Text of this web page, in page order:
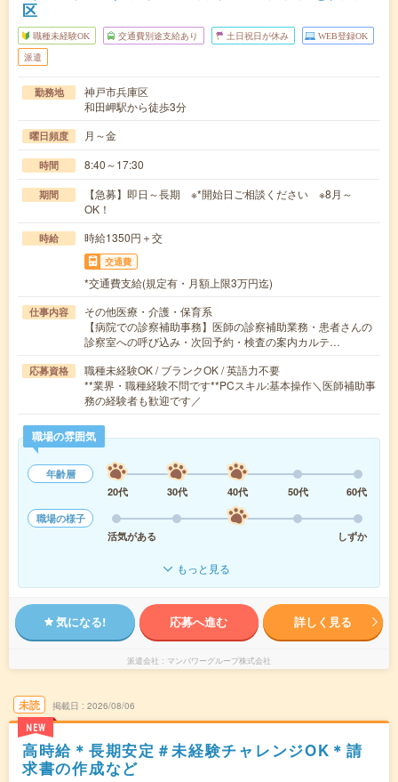
区
職種未経験OK 交通費別途支給あり 土日祝日が休み WEB登録OK
派遣
勤務地
神戸市兵庫区
和田岬駅から徒歩3分
曜日頻度 月～金
時間 8:40～17:30
期間
【急募】即日～長期 ※*開始日ご相談ください ※8月～
OK！
時給 時給1350円＋交
交通費
*交通費支給(規定有・月額上限3万円迄)
仕事内容
その他医療・介護・保育系
【病院での診察補助事務】医師の診察補助業務・患者さんの
診察室への呼び込み・次回予約・検査の案内カルテ…
応募資格
職種未経験OK / ブランクOK / 英語力不要
**業界・職種経験不問です**PCスキル:基本操作＼医師補助事
務の経験者も歓迎です／
職場の雰囲気
年齢層
20代
30代 40代 50代
60代
職場の様子
活気がある
しずか
もっと見る
気になる! 応募へ進む 詳しく見る
派遣会社 マンパワーグループ株式会社
未読
NEW
掲載日 2026/08/06
高時給＊長期安定＃未経験チャレンジOK＊請
求書の作成など